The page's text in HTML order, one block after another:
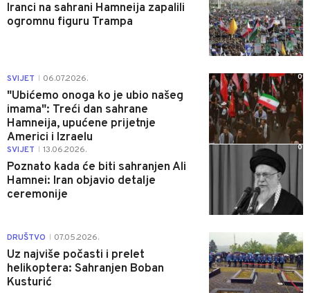
Iranci na sahrani Hamneija zapalili
ogromnu figuru Trampa
SVIJET 06.07.2026.
"Ubićemo onoga ko je ubio našeg
imama": Treći dan sahrane
Hamneija, upućene prijetnje
Americi i Izraelu
0
SVIJET 13.06.2026.
Poznato kada će biti sahranjen Ali
Hamnei: Iran objavio detalje
ceremonije
0
DRUŠTVO 07.05.2026.
Uz najviše počasti i prelet
helikoptera: Sahranjen Boban
Kusturić
0